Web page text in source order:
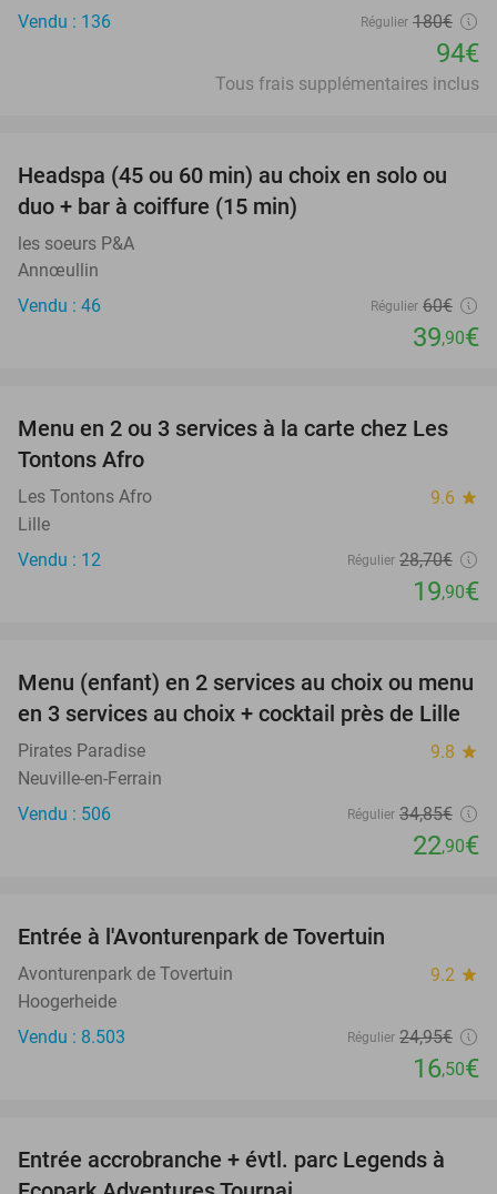
Vendu : 136
Régulier 180€
94€
Tous frais supplémentaires inclus
34%
Headspa (45 ou 60 min) au choix en solo ou
duo + bar à coiffure (15 min)
les soeurs P&A
Annœullin
Vendu : 46
Régulier 60€
39,90€
31%
Menu en 2 ou 3 services à la carte chez Les
Tontons Afro
Les Tontons Afro 9.6 star
Lille
Vendu : 12
Régulier 28,70€
19,90€
34%
Menu (enfant) en 2 services au choix ou menu
en 3 services au choix + cocktail près de Lille
Pirates Paradise 9.8 star
Neuville-en-Ferrain
Vendu : 506
Régulier 34,85€
22,90€
Entrée à l'Avonturenpark de Tovertuin
Avonturenpark de Tovertuin 9.2 star
Hoogerheide
Vendu : 8.503
Régulier 24,95€
16,50€
17%
Entrée accrobranche + évtl. parc Legends à